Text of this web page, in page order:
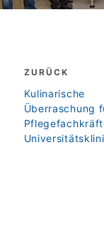
ZURÜCK
zurück
Kulinarische
Überraschung